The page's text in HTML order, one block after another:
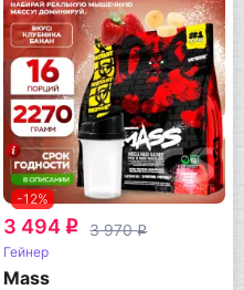
-12%
3 494 q 3 970q
Гейнер
Mass